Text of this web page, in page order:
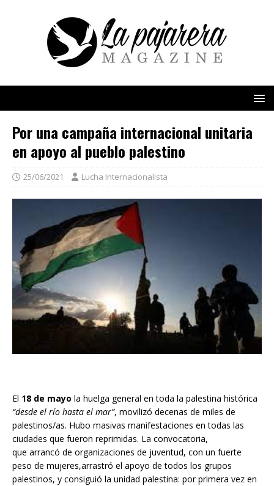
Por una campaña internacional unitaria
en apoyo al pueblo palestino
25/06/2021 Lucha Internacionalista
El 18 de mayo la huelga general en toda la palestina histórica
“desde el río hasta el mar”, movilizó decenas de miles de
palestinos/as. Hubo masivas manifestaciones en todas las
ciudades que fueron reprimidas. La convocatoria,
que arrancó de organizaciones de juventud, con un fuerte
peso de mujeres,arrastró el apoyo de todos los grupos
palestinos, y consiguió la unidad palestina: por primera vez en